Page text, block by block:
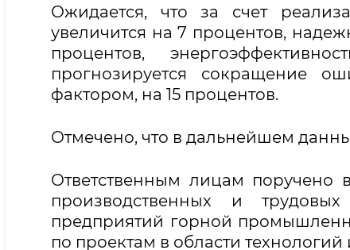
Ожидается, что за счет
увеличится на 7 процентов,
процентов,
прогнозируется сокращение
фактором, на 15 процентов.
Отмечено, что в дальнейшем
Ответственным лицам
производственных и
предприятий горной
по проектам в области технологий